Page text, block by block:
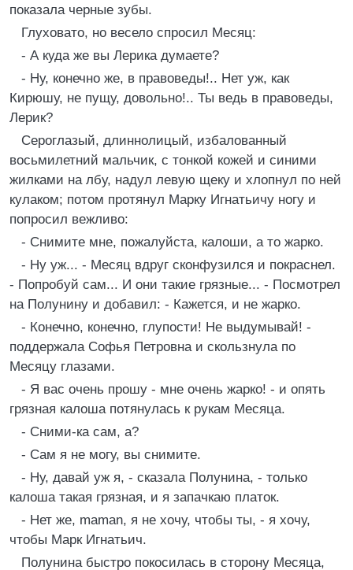
показала черные зубы.
Глуховато, но весело спросил Месяц:
- А куда же вы Лерика думаете?
- Ну, конечно же, в правоведы!.. Нет уж, как
Кирюшу, не пущу, довольно!.. Ты ведь в правоведы,
Лерик?
Сероглазый, длиннолицый, избалованный
восьмилетний мальчик, с тонкой кожей и синими
жилками на лбу, надул левую щеку и хлопнул по ней
кулаком; потом протянул Марку Игнатьичу ногу и
попросил вежливо:
- Снимите мне, пожалуйста, калоши, а то жарко.
- Ну уж... - Месяц вдруг сконфузился и покраснел.
- Попробуй сам... И они такие грязные... - Посмотрел
на Полунину и добавил: - Кажется, и не жарко.
- Конечно, конечно, глупости! Не выдумывай! -
поддержала Софья Петровна и скользнула по
Месяцу глазами.
- Я вас очень прошу - мне очень жарко! - и опять
грязная калоша потянулась к рукам Месяца.
- Сними-ка сам, а?
- Сам я не могу, вы снимите.
- Ну, давай уж я, - сказала Полунина, - только
калоша такая грязная, и я запачкаю платок.
- Нет же, maman, я не хочу, чтобы ты, - я хочу,
чтобы Марк Игнатьич.
Полунина быстро покосилась в сторону Месяца,